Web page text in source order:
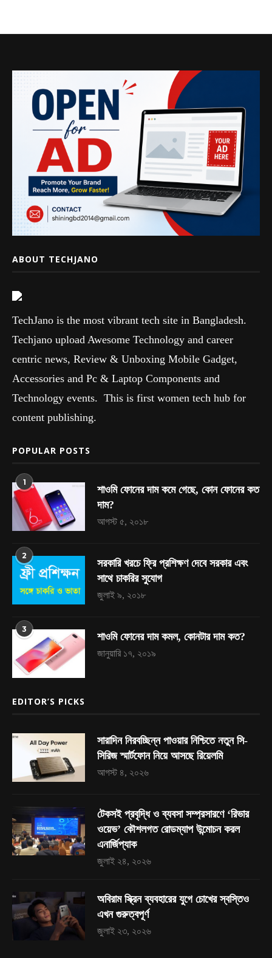
ABOUT TECHJANO
TechJano is the most vibrant tech site in Bangladesh.
Techjano upload Awesome Technology and career
centric news, Review & Unboxing Mobile Gadget,
Accessories and Pc & Laptop Components and
Technology events. This is first women tech hub for
content publishing.
POPULAR POSTS
1
শাওমি ফোনের দাম কমে গেছে, কোন ফোনের কত
দাম?
আগস্ট ৫, ২০১৮
2
সরকারি খরচে ফ্রি প্রশিক্ষণ দেবে সরকার এবং
সাথে চাকরির সুযোগ
জুলাই ৯, ২০১৮
3
শাওমি ফোনের দাম কমল, কোনটার দাম কত?
জানুয়ারি ১৭, ২০১৯
EDITOR’S PICKS
সারাদিন নিরবচ্ছিন্ন পাওয়ার নিশ্চিতে নতুন সি-
সিরিজ স্মার্টফোন নিয়ে আসছে রিয়েলমি
আগস্ট ৪, ২০২৬
টেকসই প্রবৃদ্ধি ও ব্যবসা সম্প্রসারণে ‘রিভার
ওয়েভ’ কৌশলগত রোডম্যাপ উন্মোচন করল
এনার্জিপ্যাক
জুলাই ২৪, ২০২৬
অবিরাম স্ক্রিন ব্যবহারের যুগে চোখের স্বস্তিও
এখন গুরুত্বপূর্ণ
জুলাই ২৩, ২০২৬